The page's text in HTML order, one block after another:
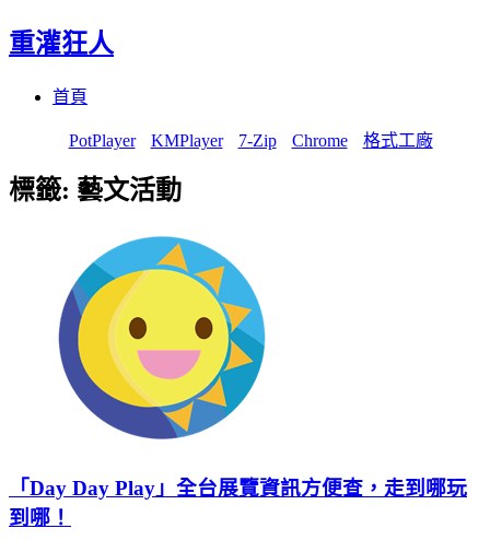
重灌狂人
首頁
PotPlayer KMPlayer 7-Zip Chrome 格式工廠
標籤: 藝文活動
「Day Day Play」全台展覽資訊方便查，走到哪玩
到哪！